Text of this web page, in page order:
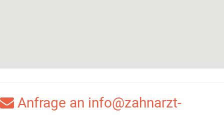
Anfrage an info@zahnarzt-